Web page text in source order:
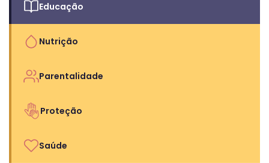
Educação
Nutrição
Parentalidade
Proteção
Saúde